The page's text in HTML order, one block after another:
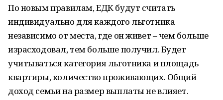
По новым правилам, ЕДК будут считать
индивидуально для каждого льготника
независимо от места, где он живет – чем больше
израсходовал, тем больше получил. Будет
учитываться категория льготника и площадь
квартиры, количество проживающих. Общий
доход семьи на размер выплаты не влияет.